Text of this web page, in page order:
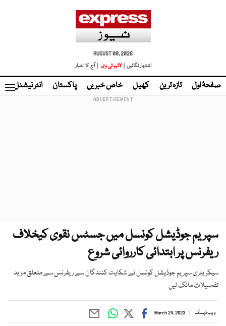
AUGUST 08, 2026
اشتہار لگائیں |
لائیو ٹی وی | آج کا اخبار
صفحۂ اول تازہ ترین کھیل خاص خبریں پاکستان انٹر نیشنل
سپریم جوڈیشل کونسل میں جسٹس نقوی کیخلاف
ریفرنس پر ابتدائی کارروائی شروع
سیکریٹری سپریم جوڈیشل کونسل نے شکایت کنندگان سے ریفرنس سے متعلق مزید
تفصیلات مانگ لیں
ویب ڈیسک March 24, 2023